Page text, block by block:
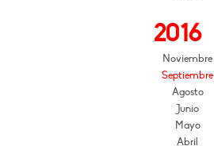
2016
Noviembre
Septiembre
Agosto
Junio
Mayo
Abril